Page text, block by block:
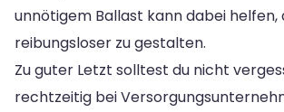
unnötigem Ballast kann dabei helfen,
reibungsloser zu gestalten.
Zu guter Letzt solltest du nicht
rechtzeitig bei